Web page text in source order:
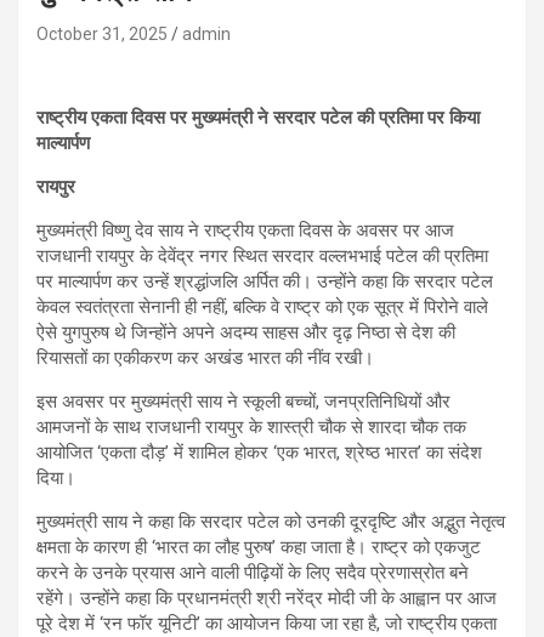
October 31, 2025 admin
राष्ट्रीय एकता दिवस पर मुख्यमंत्री ने सरदार पटेल की प्रतिमा पर किया
माल्यार्पण
रायपुर
मुख्यमंत्री विष्णु देव साय ने राष्ट्रीय एकता दिवस के अवसर पर आज
राजधानी रायपुर के देवेंद्र नगर स्थित सरदार वल्लभभाई पटेल की प्रतिमा
पर माल्यार्पण कर उन्हें श्रद्धांजलि अर्पित की। उन्होंने कहा कि सरदार पटेल
केवल स्वतंत्रता सेनानी ही नहीं, बल्कि वे राष्ट्र को एक सूत्र में पिरोने वाले
ऐसे युगपुरुष थे जिन्होंने अपने अदम्य साहस और दृढ़ निष्ठा से देश की
रियासतों का एकीकरण कर अखंड भारत की नींव रखी।
इस अवसर पर मुख्यमंत्री साय ने स्कूली बच्चों, जनप्रतिनिधियों और
आमजनों के साथ राजधानी रायपुर के शास्त्री चौक से शारदा चौक तक
आयोजित ‘एकता दौड़’ में शामिल होकर ‘एक भारत, श्रेष्ठ भारत’ का संदेश
दिया।
मुख्यमंत्री साय ने कहा कि सरदार पटेल को उनकी दूरदृष्टि और अद्भुत नेतृत्व
क्षमता के कारण ही ‘भारत का लौह पुरुष’ कहा जाता है। राष्ट्र को एकजुट
करने के उनके प्रयास आने वाली पीढ़ियों के लिए सदैव प्रेरणास्रोत बने
रहेंगे। उन्होंने कहा कि प्रधानमंत्री श्री नरेंद्र मोदी जी के आह्वान पर आज
पूरे देश में ‘रन फॉर यूनिटी’ का आयोजन किया जा रहा है, जो राष्ट्रीय एकता